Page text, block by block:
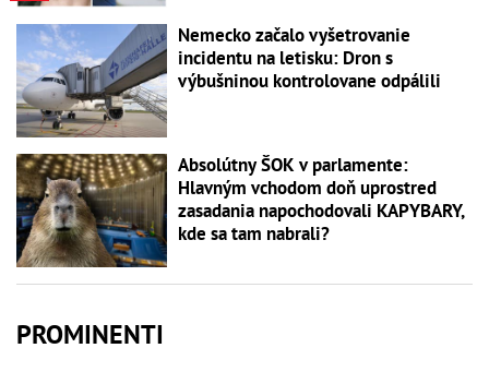
Nemecko začalo vyšetrovanie
incidentu na letisku: Dron s
výbušninou kontrolovane odpálili
Absolútny ŠOK v parlamente:
Hlavným vchodom doň uprostred
zasadania napochodovali KAPYBARY,
kde sa tam nabrali?
PROMINENTI